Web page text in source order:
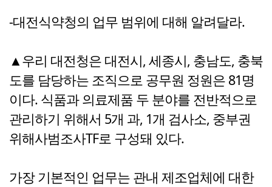
-대전식약청의 업무 범위에 대해 알려달라.
▲우리 대전청은 대전시, 세종시, 충남도, 충북
도를 담당하는 조직으로 공무원 정원은 81명
이다. 식품과 의료제품 두 분야를 전반적으로
관리하기 위해서 5개 과, 1개 검사소, 중부권
위해사범조사TF로 구성돼 있다.
가장 기본적인 업무는 관내 제조업체에 대한